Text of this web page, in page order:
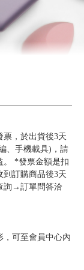
票，於出貨後3天
、手機載具)，請
。 *發票金額是扣
到訂購商品後3天
詢→訂單問答洽
，可至會員中心內